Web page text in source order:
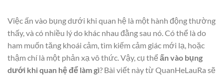
Việc ấn vào bụng dưới khi quan hệ là một hành động thường
thấy, và có nhiều lý do khác nhau đằng sau nó. Có thể là do
ham muốn tăng khoái cảm, tìm kiếm cảm giác mới lạ, hoặc
thậm chí là một phản xạ vô thức. Vậy, cụ thể ấn vào bụng
dưới khi quan hệ để làm gì? Bài viết này từ QuanHeLauRa sẽ